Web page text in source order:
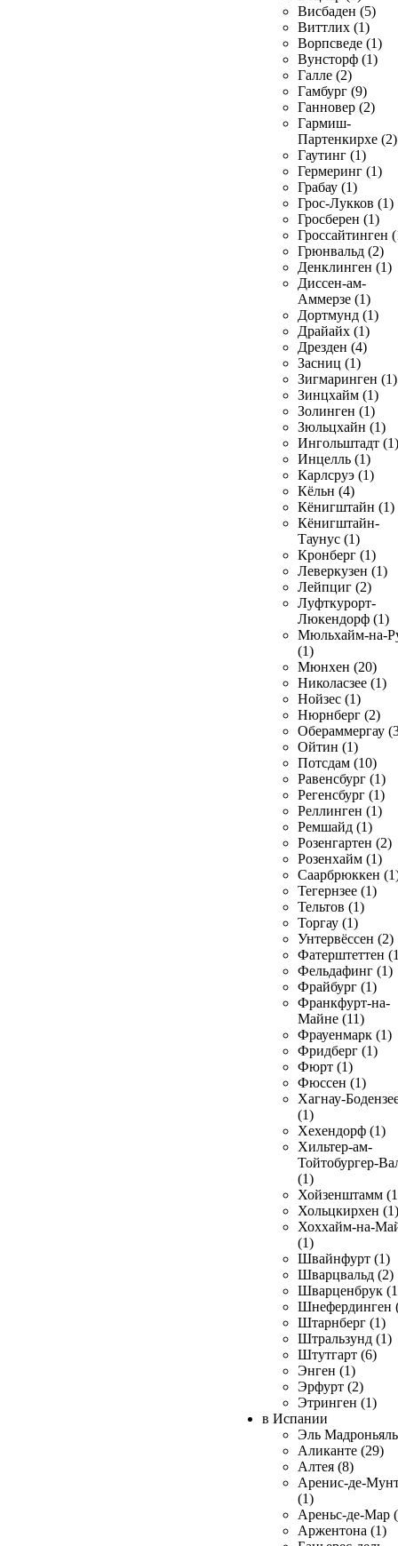
Висбаден (5)
Виттлих (1)
Ворпсведе (1)
Вунсторф (1)
Галле (2)
Гамбург (9)
Ганновер (2)
Гармиш-
Партенкирхе (2)
Гаутинг (1)
Гермеринг (1)
Грабау (1)
Грос-Лукков (1)
Гросберен (1)
Гроссайтинген
Грюнвальд (2)
Денклинген (1)
Диссен-ам-
Аммерзе (1)
Дортмунд (1)
Драйайх (1)
Дрезден (4)
Засниц (1)
Зигмаринген (1)
Зинцхайм (1)
Золинген (1)
Зюльцхайн (1)
Ингольштадт (1)
Инцелль (1)
Карлсруэ (1)
Кёльн (4)
Кёнигштайн (1)
Кёнигштайн-
Таунус (1)
Кронберг (1)
Леверкузен (1)
Лейпциг (2)
Луфткурорт-
Люкендорф (1)
Мюльхайм-на-
(1)
Мюнхен (20)
Николасзее (1)
Нойзес (1)
Нюрнберг (2)
Обераммергау
Ойтин (1)
Потсдам (10)
Равенсбург (1)
Регенсбург (1)
Реллинген (1)
Ремшайд (1)
Розенгартен (2)
Розенхайм (1)
Саарбрюккен
Тегернзее (1)
Тельтов (1)
Торгау (1)
Унтервёссен (2)
Фатерштеттен
Фельдафинг (1)
Фрайбург (1)
Франкфурт-на-
Майне (11)
Фрауенмарк (1)
Фридберг (1)
Фюрт (1)
Фюссен (1)
Хагнау-
(1)
Хехендорф (1)
Хильтер-ам-
Тойтобургер-
(1)
Хойзенштамм
Хольцкирхен (1)
Хоххайм-на-
(1)
Швайнфурт (1)
Шварцвальд (2)
Шварценбрук
Шнефердинген
Штарнберг (1)
Штральзунд (1)
Штутгарт (6)
Энген (1)
Эрфурт (2)
Этринген (1)
в Испании
Эль
Аликанте (29)
Алтея (8)
Аренис-де-
(1)
Ареньс-де-Мар
Аржентона (1)